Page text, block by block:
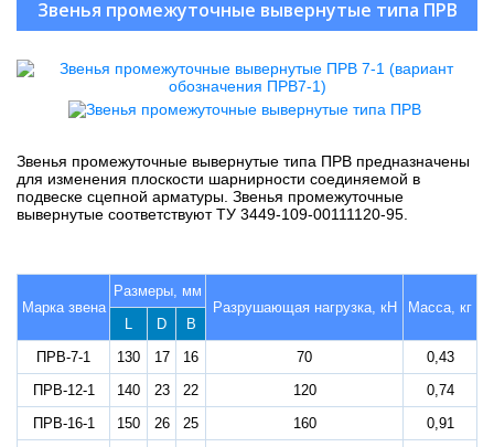
Звенья промежуточные вывернутые типа ПРВ
Звенья промежуточные вывернутые типа ПРВ предназначены
для изменения плоскости шарнирности соединяемой в
подвеске сцепной арматуры. Звенья промежуточные
вывернутые соответствуют ТУ 3449-109-00111120-95.
Марка звена
Размеры, мм
Разрушающая нагрузка, кН
Масса, кг
L
D
B
ПРВ-7-1
130 17 16 70
0,43
ПРВ-12-1
140 23 22 120
0,74
ПРВ-16-1
150 26 25 160
0,91